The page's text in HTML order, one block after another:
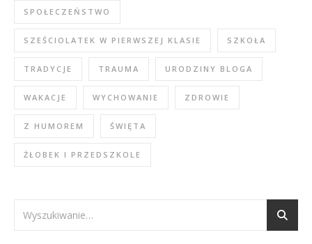
SPOŁECZEŃSTWO
SZEŚCIOLATEK W PIERWSZEJ KLASIE SZKOŁA
TRADYCJE TRAUMA URODZINY BLOGA
WAKACJE WYCHOWANIE ZDROWIE
Z HUMOREM ŚWIĘTA
ŻŁOBEK I PRZEDSZKOLE